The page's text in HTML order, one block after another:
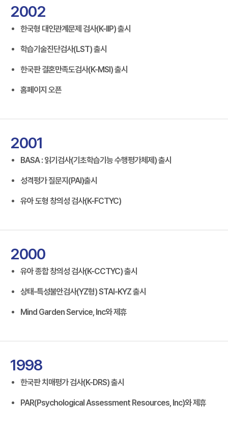
2002
한국형 대인관계문제 검사(K-IIP) 출시
학습기술진단검사(LST) 출시
한국판 결혼만족도검사(K-MSI) 출시
홈페이지 오픈
2001
BASA : 읽기검사(기초학습기능 수행평가체제) 출시
성격평가 질문지(PAI)출시
유아 도형 창의성 검사(K-FCTYC)
2000
유아 종합 창의성 검사(K-CCTYC) 출시
상태-특성불안검사(YZ형) STAI-KYZ 출시
Mind Garden Service, Inc와 제휴
1998
한국판 치매평가 검사(K-DRS) 출시
PAR(Psychological Assessment Resources, Inc)와 제휴